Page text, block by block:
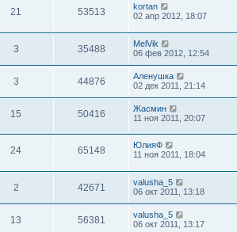
21 53513
kortan
02 апр 2012, 18:07
3 35488
MelVik
06 фев 2012, 12:54
3 44876
Аленушка
02 дек 2011, 21:14
15 50416
Жасмин
11 ноя 2011, 20:07
24 65148
ЮлияФ
11 ноя 2011, 18:04
2 42671
valusha_5
06 окт 2011, 13:18
13 56381
valusha_5
06 окт 2011, 13:17